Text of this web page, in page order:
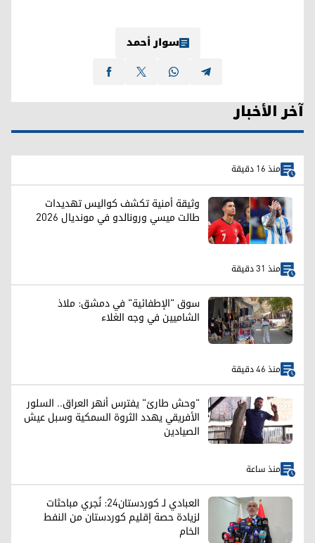
سوار أحمد
آخر الأخبار
منذ 16 دقيقة
وثيقة أمنية تكشف كواليس تهديدات
طالت ميسي ورونالدو في مونديال 2026
منذ 31 دقيقة
سوق "الإطفائية" في دمشق: ملاذ
الشاميين في وجه الغلاء
منذ 46 دقيقة
"وحش طارئ" يفترس أنهر العراق.. السلور
الأفريقي يهدد الثروة السمكية وسبل عيش
الصيادين
منذ ساعة
العبادي لـ كوردستان24: نُجري مباحثات
لزيادة حصة إقليم كوردستان من النفط
الخام